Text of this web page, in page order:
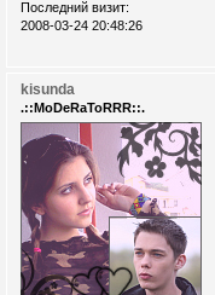
Последний визит:
2008-03-24 20:48:26
kisunda
.::MoDeRaToRRR::.